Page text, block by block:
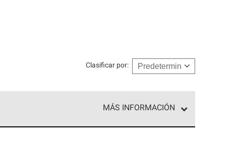
Clasificar por:
MÁS INFORMACIÓN
y destreza incomparable. Solo ellos pueden